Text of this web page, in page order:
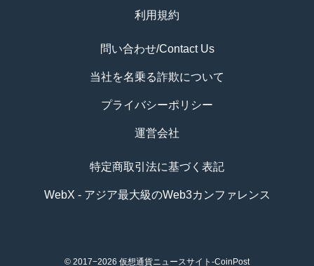
利用規約
問い合わせ/Contact Us
当社を名乗る詐欺について
プライバシーポリシー
運営会社
特定商取引法に基づく表記
WebX - アジア最大級のWeb3カンファレンス
© 2017−2026 仮想通貨ニュースサイト-CoinPost